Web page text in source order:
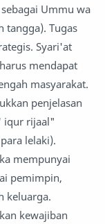
Ummu wa
tangga). Tugas
Syari'at
mendapat
masyarakat.
penjelasan
iqur rijaal"
lelaki).
mempunyai
pemimpin,
keluarga.
kewajiban